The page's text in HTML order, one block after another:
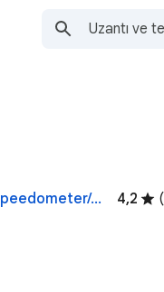
https://atavi.com/browser-themes/p/speedometer/chrome-themes-top/ 4,2 (